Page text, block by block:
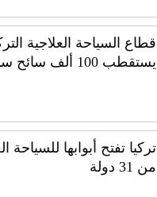
قطاع السياحة العلاجية
يستقطب 100 ألف سائح سنويًا
تركيا تفتح أبوابها للسياحة
من 31 دولة